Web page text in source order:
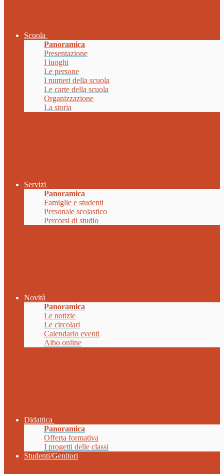
Scuola
Panoramica
Presentazione
I luoghi
Le persone
I numeri della scuola
Le carte della scuola
Organizzazione
La storia
Servizi
Panoramica
Famiglie e studenti
Personale scolastico
Percorsi di studio
Novità
Panoramica
Le notizie
Le circolari
Calendario eventi
Albo online
Didattica
Panoramica
Offerta formativa
I progetti delle classi
Studenti/Genitori